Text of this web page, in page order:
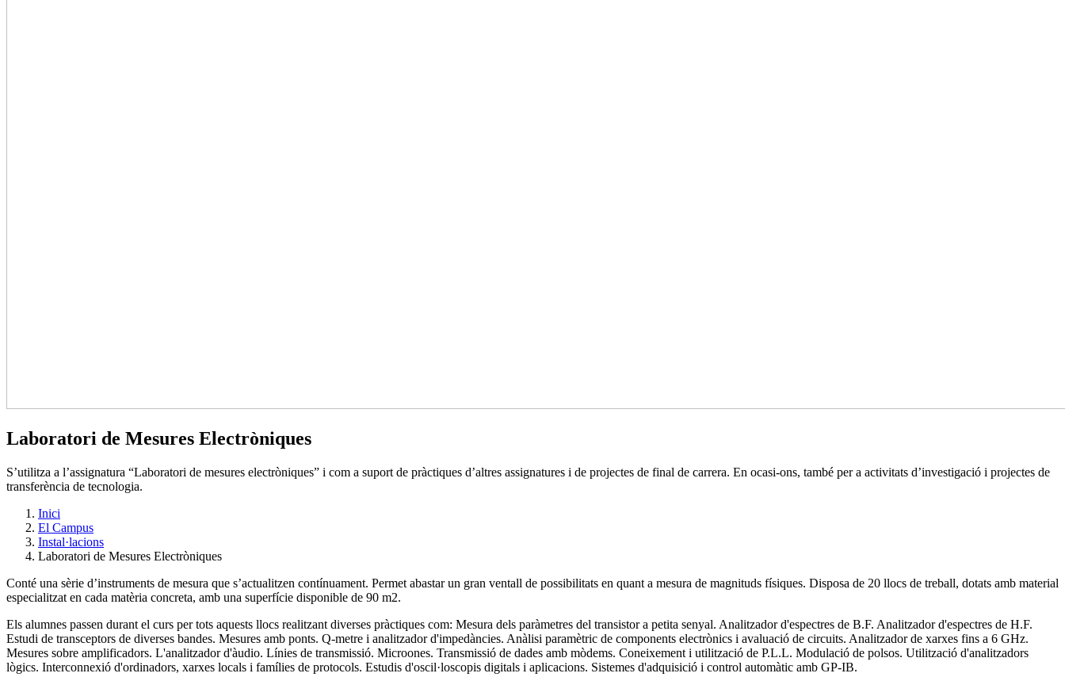
Laboratori de Mesures Electròniques
S’utilitza a l’assignatura “Laboratori de mesures electròniques” i com a suport de pràctiques d’altres assignatures i de projectes de final de carrera. En ocasi-ons, també per a activitats d’investigació i projectes de
transferència de tecnologia.
Inici
El Campus
Instal·lacions
Laboratori de Mesures Electròniques
Conté una sèrie d’instruments de mesura que s’actualitzen contínuament. Permet abastar un gran ventall de possibilitats en quant a mesura de magnituds físiques. Disposa de 20 llocs de treball, dotats amb material
especialitzat en cada matèria concreta, amb una superfície disponible de 90 m2.
Els alumnes passen durant el curs per tots aquests llocs realitzant diverses pràctiques com: Mesura dels paràmetres del transistor a petita senyal. Analitzador d'espectres de B.F. Analitzador d'espectres de H.F.
Estudi de transceptors de diverses bandes. Mesures amb ponts. Q-metre i analitzador d'impedàncies. Anàlisi paramètric de components electrònics i avaluació de circuits. Analitzador de xarxes fins a 6 GHz.
Mesures sobre amplificadors. L'analitzador d'àudio. Línies de transmissió. Microones. Transmissió de dades amb mòdems. Coneixement i utilització de P.L.L. Modulació de polsos. Utilització d'analitzadors
lògics. Interconnexió d'ordinadors, xarxes locals i famílies de protocols. Estudis d'oscil·loscopis digitals i aplicacions. Sistemes d'adquisició i control automàtic amb GP-IB.